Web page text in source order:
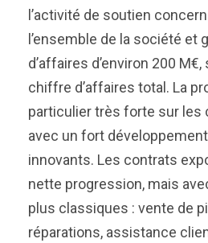
l’activité de soutien
l’ensemble de la société et
d’affaires d’environ 200
chiffre d’affaires total. La
particulier très forte sur les
avec un fort
innovants. Les contrats
nette progression, mais
plus classiques : vente de
réparations, assistance